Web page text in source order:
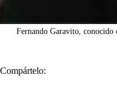
Fernando Garavito,
Compártelo: